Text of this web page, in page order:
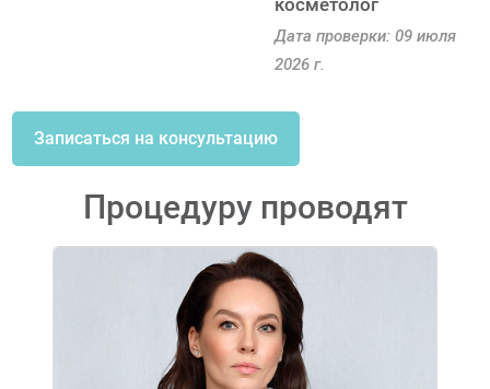
косметолог
Дата проверки: 09 июля
2026 г.
Записаться на консультацию
Процедуру проводят